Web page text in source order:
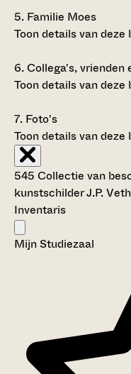
5. Familie Moes
Toon details van deze
6.Collega's, vrienden
Toon details van deze
7. Foto's
Toon details van deze
545 Collectie van
kunstschilder J.P. Veth
Inventaris
Mijn Studiezaal